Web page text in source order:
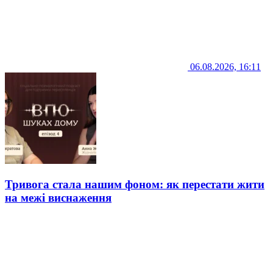
06.08.2026, 16:11
Тривога стала нашим фоном: як перестати жити
на межі виснаження